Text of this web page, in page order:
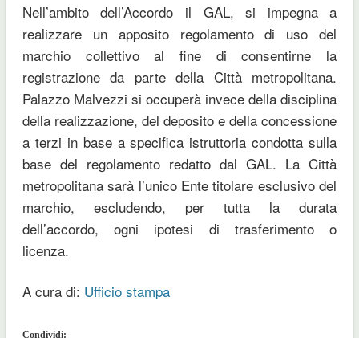
Nell’ambito dell’Accordo il GAL, si impegna a
realizzare un apposito regolamento di uso del
marchio collettivo al fine di consentirne la
registrazione da parte della Città metropolitana.
Palazzo Malvezzi si occuperà invece della disciplina
della realizzazione, del deposito e della concessione
a terzi in base a specifica istruttoria condotta sulla
base del regolamento redatto dal GAL. La Città
metropolitana sarà l’unico Ente titolare esclusivo del
marchio, escludendo, per tutta la durata
dell’accordo, ogni ipotesi di trasferimento o
licenza.
A cura di: Ufficio stampa
Condividi: